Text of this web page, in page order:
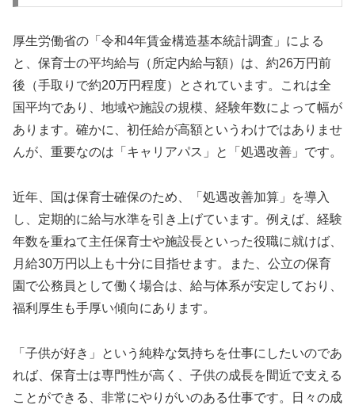
厚生労働省の「令和4年賃金構造基本統計調査」による
と、保育士の平均給与（所定内給与額）は、約26万円前
後（手取りで約20万円程度）とされています。これは全
国平均であり、地域や施設の規模、経験年数によって幅が
あります。確かに、初任給が高額というわけではありませ
んが、重要なのは「キャリアパス」と「処遇改善」です。
近年、国は保育士確保のため、「処遇改善加算」を導入
し、定期的に給与水準を引き上げています。例えば、経験
年数を重ねて主任保育士や施設長といった役職に就けば、
月給30万円以上も十分に目指せます。また、公立の保育
園で公務員として働く場合は、給与体系が安定しており、
福利厚生も手厚い傾向にあります。
「子供が好き」という純粋な気持ちを仕事にしたいのであ
れば、保育士は専門性が高く、子供の成長を間近で支える
ことができる、非常にやりがいのある仕事です。日々の成